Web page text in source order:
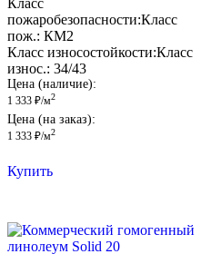
Класс
пожаробезопасности:Класс
пож.: КМ2
Класс износостойкости:Класс
износ.: 34/43
Цена (наличие):
1 333 ₽/м2
Цена (на заказ):
1 333 ₽/м2
Купить